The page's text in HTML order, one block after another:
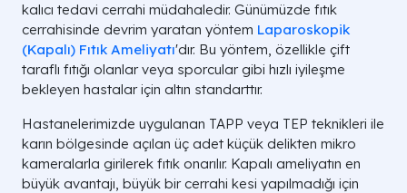
kalıcı tedavi cerrahi müdahaledir. Günümüzde fıtık
cerrahisinde devrim yaratan yöntem Laparoskopik
(Kapalı) Fıtık Ameliyatı'dır. Bu yöntem, özellikle çift
taraflı fıtığı olanlar veya sporcular gibi hızlı iyileşme
bekleyen hastalar için altın standarttır.
Hastanelerimizde uygulanan TAPP veya TEP teknikleri ile
karın bölgesinde açılan üç adet küçük delikten mikro
kameralarla girilerek fıtık onarılır. Kapalı ameliyatın en
büyük avantajı, büyük bir cerrahi kesi yapılmadığı için